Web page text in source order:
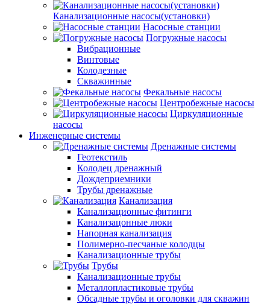
Канализационные насосы(установки)
Насосные станции
Погружные насосы
Вибрационные
Винтовые
Колодезные
Скважинные
Фекальные насосы
Центробежные насосы
Циркуляционные
насосы
Инженерные системы
Дренажные системы
Геотекстиль
Колодец дренажный
Дождеприемники
Трубы дренажные
Канализация
Канализационные фитинги
Канализацонные люки
Напорная канализация
Полимерно-песчаные колодцы
Канализационные трубы
Трубы
Канализационные трубы
Металлопластиковые трубы
Обсадные трубы и оголовки для скважин